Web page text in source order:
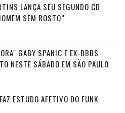
LANÇA SEU SEGUNDO CD
SEM ROSTO”
GABY SPANIC E EX-BBBS
NESTE SÁBADO EM SÃO PAULO
ESTUDO AFETIVO DO FUNK